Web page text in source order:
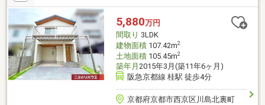
さい。◆即日対応・年中無休「今から見たい」に全力で応えま
す。まずは資料請求・予約からお気軽にお問い合わせください！
5,880万円
間取り 3LDK
建物面積107.42m2
土地面積105.45m2
築年月 2015年3月(築11年6ヶ月)
阪急京都線 桂駅 徒歩4分
京都府京都市西京区川島北裏町